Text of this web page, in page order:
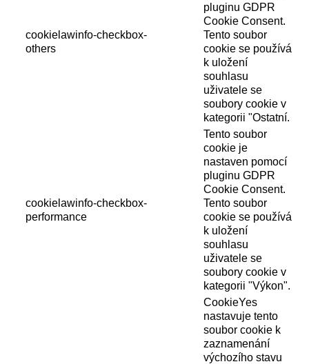
cookielawinfo-checkbox-
others
pluginu GDPR
Cookie Consent.
Tento soubor
cookie se používá
k uložení
souhlasu
uživatele se
soubory cookie v
kategorii "Ostatní.
cookielawinfo-checkbox-
performance
Tento soubor
cookie je
nastaven pomocí
pluginu GDPR
Cookie Consent.
Tento soubor
cookie se používá
k uložení
souhlasu
uživatele se
soubory cookie v
kategorii "Výkon".
CookieYes
nastavuje tento
soubor cookie k
zaznamenání
výchozího stavu